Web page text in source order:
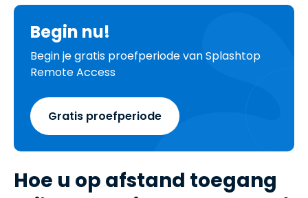
Begin nu!
Begin je gratis proefperiode van Splashtop
Remote Access
Gratis proefperiode
Hoe u op afstand toegang